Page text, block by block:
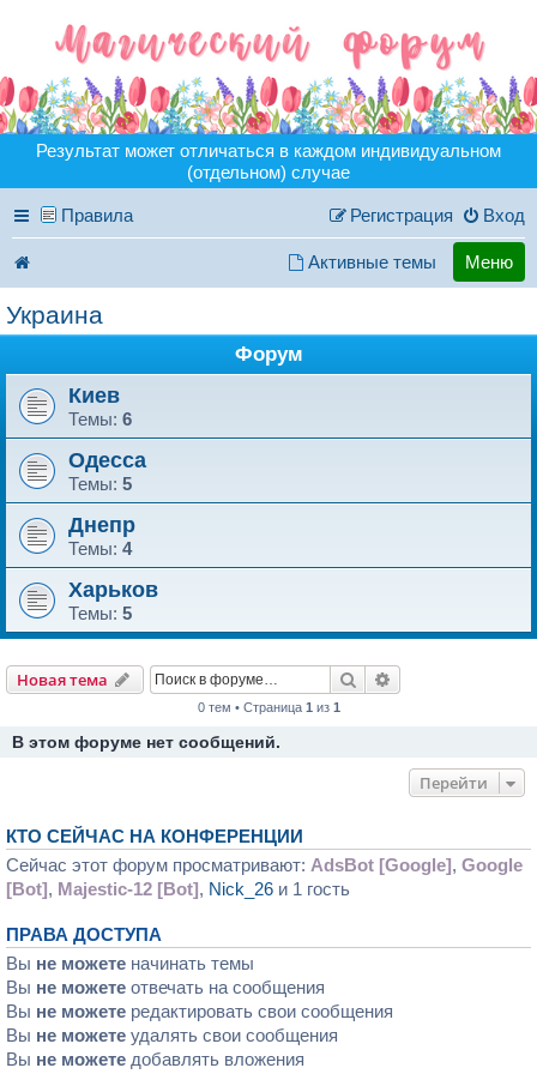
Результат может отличаться в каждом индивидуальном
(отдельном) случае
Правила Вход
Регистрация
Активные темы Меню
Украина
Форум
Киев
Темы: 6
Одесса
Темы: 5
Днепр
Темы: 4
Харьков
Темы: 5
Новая тема Поиск
0 тем • Страница 1 из 1
В этом форуме нет сообщений.
Перейти
КТО СЕЙЧАС НА КОНФЕРЕНЦИИ
Сейчас этот форум просматривают: AdsBot [Google], Google
[Bot], Majestic-12 [Bot], Nick_26 и 1 гость
ПРАВА ДОСТУПА
Вы не можете начинать темы
Вы не можете отвечать на сообщения
Вы не можете редактировать свои сообщения
Вы не можете удалять свои сообщения
Вы не можете добавлять вложения